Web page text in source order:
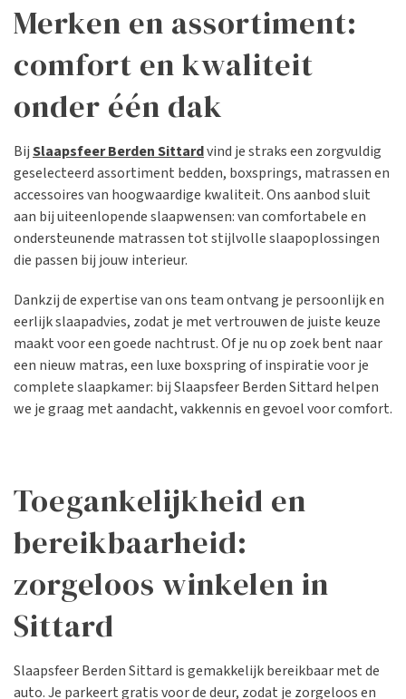
Merken en assortiment:
comfort en kwaliteit
onder één dak
BijSlaapsfeer Berden Sittardvind je straks een zorgvuldig
geselecteerd assortiment bedden, boxsprings, matrassen en
accessoires van hoogwaardige kwaliteit. Ons aanbod sluit
aan bij uiteenlopende slaapwensen: van comfortabele en
ondersteunende matrassen tot stijlvolle slaapoplossingen
die passen bij jouw interieur.
Dankzij de expertise van ons team ontvang je persoonlijk en
eerlijk slaapadvies, zodat je met vertrouwen de juiste keuze
maakt voor een goede nachtrust. Of je nu op zoek bent naar
een nieuw matras, een luxe boxspring of inspiratie voor je
complete slaapkamer: bij Slaapsfeer Berden Sittard helpen
we je graag met aandacht, vakkennis en gevoel voor comfort.
Toegankelijkheid en
bereikbaarheid:
zorgeloos winkelen in
Sittard
Slaapsfeer Berden Sittard is gemakkelijk bereikbaar met de
auto. Je parkeert gratis voor de deur, zodat je zorgeloos en